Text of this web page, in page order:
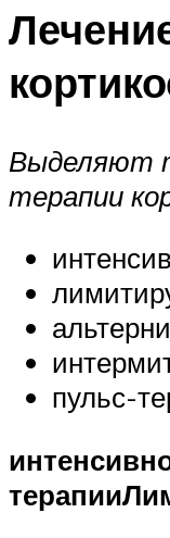
Выделяют
терапии
пульс-
терапии